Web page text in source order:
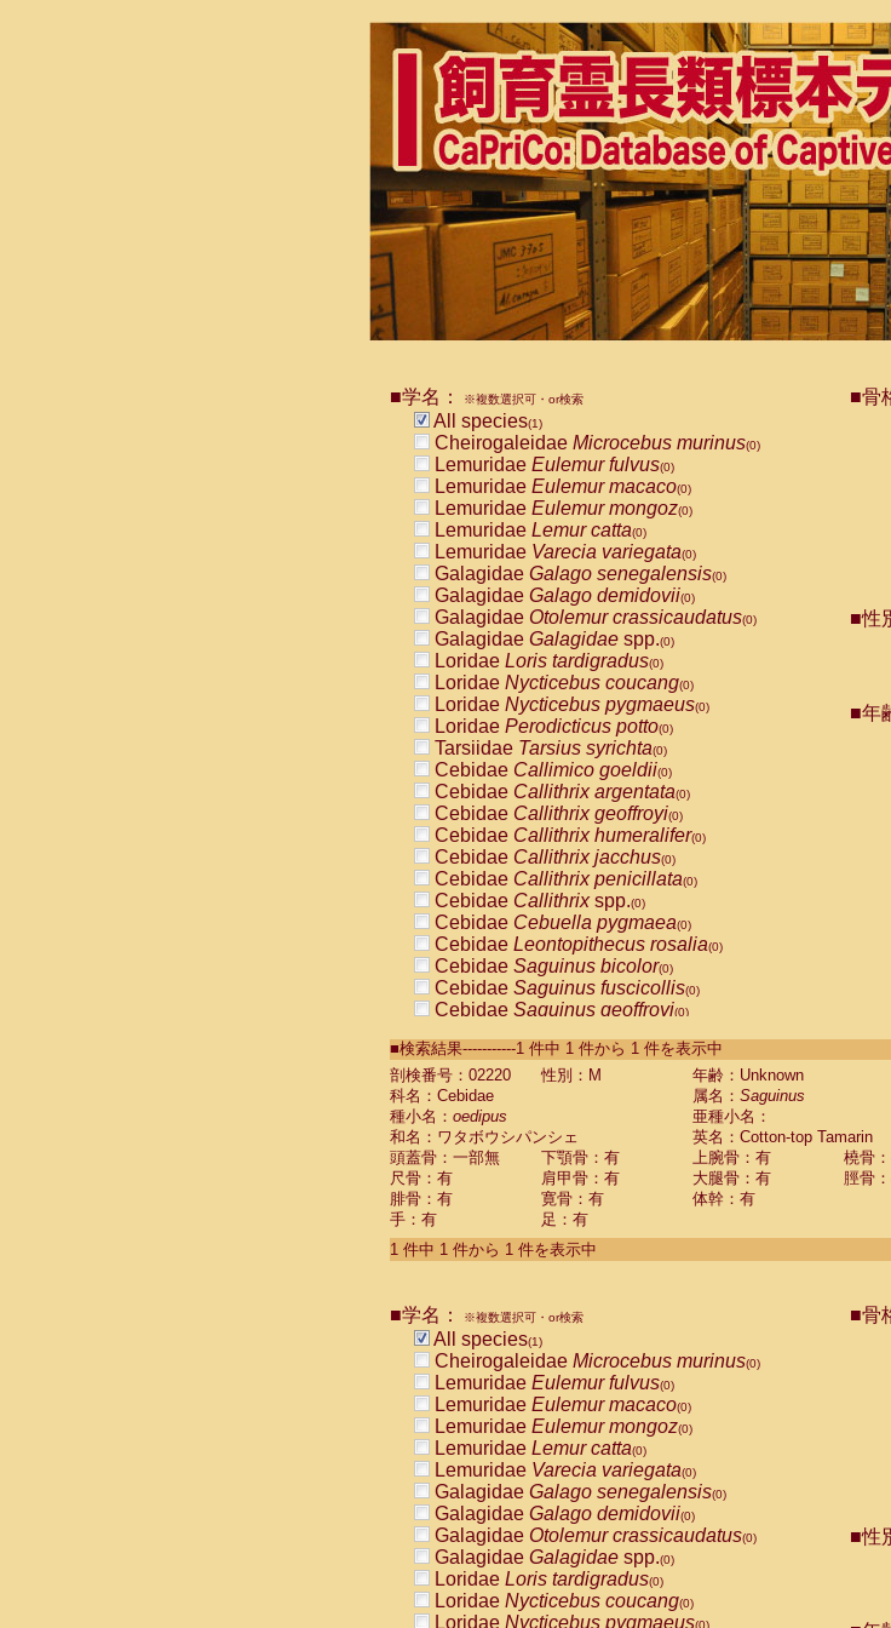
■学名： ※複数選択可・or検索
All species(1)
Cheirogaleidae Microcebus murinus(0)
Lemuridae Eulemur fulvus(0)
Lemuridae Eulemur macaco(0)
Lemuridae Eulemur mongoz(0)
Lemuridae Lemur catta(0)
Lemuridae Varecia variegata(0)
Galagidae Galago senegalensis(0)
Galagidae Galago demidovii(0)
Galagidae Otolemur crassicaudatus(0)
Galagidae Galagidae spp.(0)
Loridae Loris tardigradus(0)
Loridae Nycticebus coucang(0)
Loridae Nycticebus pygmaeus(0)
Loridae Perodicticus potto(0)
Tarsiidae Tarsius syrichta(0)
Cebidae Callimico goeldii(0)
Cebidae Callithrix argentata(0)
Cebidae Callithrix geoffroyi(0)
Cebidae Callithrix humeralifer(0)
Cebidae Callithrix jacchus(0)
Cebidae Callithrix penicillata(0)
Cebidae Callithrixspp.(0)
Cebidae Cebuella pygmaea(0)
Cebidae Leontopithecus rosalia(0)
Cebidae Saguinus bicolor(0)
Cebidae Saguinus fuscicollis(0)
Cebidae Saguinus geoffroyi(0)
CebidaeSaguinus labiatus(0)
Cebidae Saguinus leucopus (0)
Cebidae
Cebidae
CebidaeSaguinus nigricollis (0)
Cebidae Saguinus oedipus
Cebidae Saguinus weddelli
Cebidae Saguinusspp.
Cebidae Aotus trivirgatus
Cebidae Cebus albifrons
CebidaeCebus nigrivittatus
CebidaeCebus
CebidaeSaimiri boliviensis(0)
CebidaeSaimiri sciureus(0)
AtelidaeAlouatta caraya(0)
AtelidaeAlouatta fusca(0)
AtelidaeAlouatta seniculus
AtelidaeAlouattaspp.(0)
AtelidaeAteles belzebuth(0)
AtelidaeAteles geoffroyi(0)
AtelidaeAteles paniscus(0)
AtelidaeAtelesspp.(0)
Atelidae Lagothrix lagothricha
AtelidaeLagothrix lagothricha cana
PitheciidaeCacajao calvus rubicundus
■骨
■性
■年
■検索結果-----------1 件中 1 件から 1 件を表示中
剖検番号：02220
性別：M
年齢：Unknown
科名：Cebidae
属名： Saguinus
種小名： oedipus
亜種小名：
和名：ワタボウシパンシェ
英名：Cotton-top Tamarin
頭蓋骨：一部無
下顎骨：有 上腕骨：有
橈骨
尺骨：有
肩甲骨：有 大腿骨：有
脛骨
腓骨：有
寛骨：有
体幹：有
手：有
足：有
1 件中 1 件から 1 件を表示中
■学名： ※複数選択可・or検索
All species(1)
Cheirogaleidae Microcebus murinus(0)
Lemuridae Eulemur fulvus(0)
Lemuridae Eulemur macaco(0)
Lemuridae Eulemur mongoz(0)
Lemuridae Lemur catta(0)
Lemuridae Varecia variegata(0)
Galagidae Galago senegalensis(0)
Galagidae Galago demidovii(0)
Galagidae Otolemur crassicaudatus(0)
Galagidae Galagidae spp.(0)
Loridae Loris tardigradus(0)
Loridae Nycticebus coucang(0)
Loridae Nycticebus pygmaeus(0)
■骨
■性